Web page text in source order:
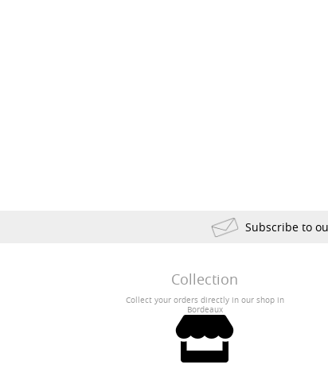
Subscribe to
Collection
Collect your orders directly in our shop in
Bordeaux